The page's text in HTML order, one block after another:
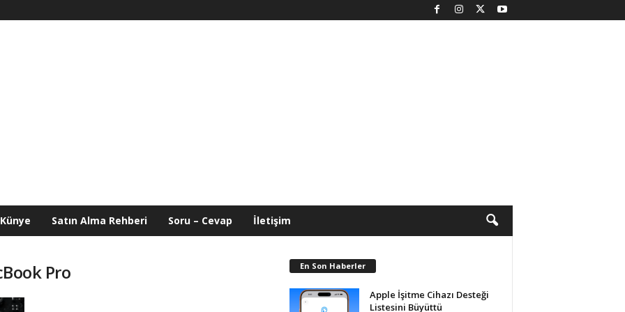
Künye Satın Alma Rehberi Soru – Cevap İletişim
Pro En Son Haberler
Apple İşitme Cihazı Desteği
Listesini Büyüttü